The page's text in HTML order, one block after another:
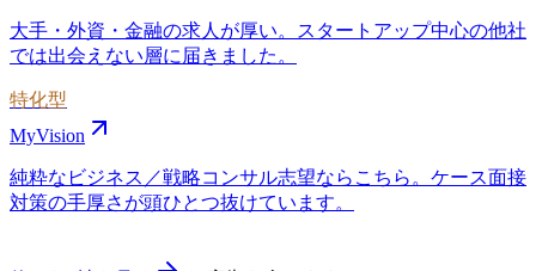
大手・外資・金融の求人が厚い。スタートアップ中心の他社
では出会えない層に届きました。
特化型
MyVision
純粋なビジネス／戦略コンサル志望ならこちら。ケース面接
対策の手厚さが頭ひとつ抜けています。